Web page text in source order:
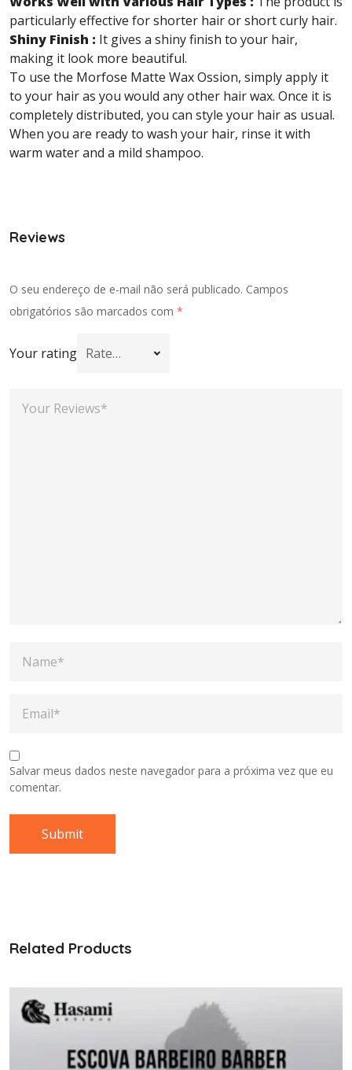
particularly effective for shorter hair or short curly hair.
Shiny Finish : It gives a shiny finish to your hair,
making it look more beautiful.
To use the Morfose Matte Wax Ossion, simply apply it
to your hair as you would any other hair wax. Once it is
completely distributed, you can style your hair as usual.
When you are ready to wash your hair, rinse it with
warm water and a mild shampoo.
Reviews
O seu endereço de e-mail não será publicado. Campos
obrigatórios são marcados com *
Your rating
Salvar meus dados neste navegador para a próxima vez que eu
comentar.
Related Products